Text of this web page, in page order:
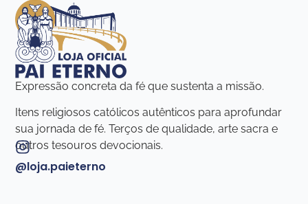
Expressão concreta da fé que sustenta a missão.
Itens religiosos católicos autênticos para aprofundar
sua jornada de fé. Terços de qualidade, arte sacra e
outros tesouros devocionais.
@loja.paieterno